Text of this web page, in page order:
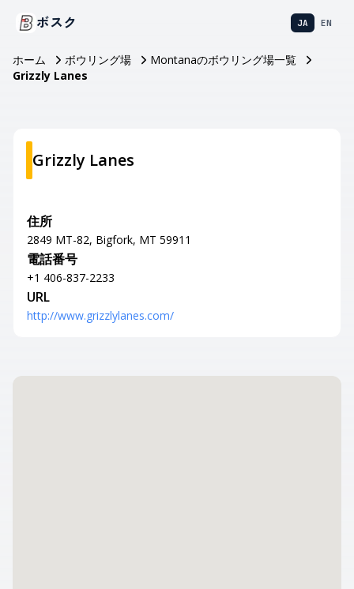
ボスク JA EN
ホーム ボウリング場
Montanaのボウリング場一覧
Grizzly Lanes
Grizzly Lanes
住所
2849 MT-82, Bigfork, MT 59911
電話番号
+1 406-837-2233
URL
http://www.grizzlylanes.com/